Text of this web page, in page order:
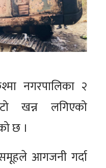
नगरपालिका २
खन्न लगिएको
छ ।
आगजनी गर्दा